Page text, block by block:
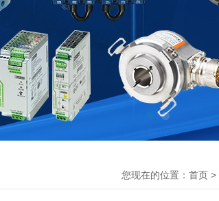
您现在的位置： 首页 >